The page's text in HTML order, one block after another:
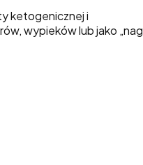
ketogenicznej i
wypieków lub jako